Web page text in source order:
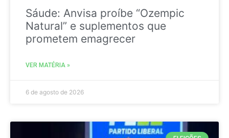
Sáude: Anvisa proíbe “Ozempic
Natural” e suplementos que
prometem emagrecer
VER MATÉRIA »
6 de agosto de 2026